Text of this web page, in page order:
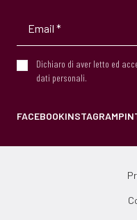
Dichiaro di aver letto ed
dati personali.
FACEBOOKINSTAGRAM